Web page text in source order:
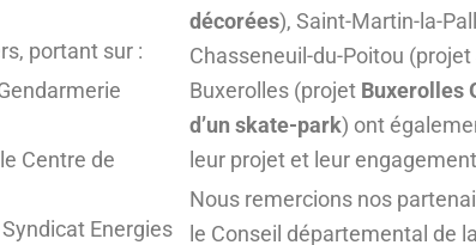
portant sur :
Centre de
Energies
décorées), Saint-Martin-la-
Chasseneuil-du-Poitou (projet
Buxerolles (projet Buxerolles
d’un skate-park) ont
leur projet et leur
Nous remercions nos
le Conseil départemental de